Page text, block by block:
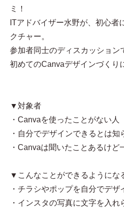
ミ！
ITアドバイザー水野が、初心者
クチャー。
参加者同士のディスカッション
初めてのCanvaデザインづくり
▼対象者
・Canvaを使ったことがない人
・自分でデザインできるとは知
・Canvaは聞いたことあるけど
▼こんなことができるようにな
・チラシやポップを自分でデザ
・インスタの写真に文字を入れ